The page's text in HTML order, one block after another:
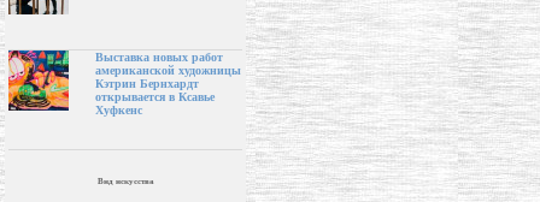
Выставка новых работ
американской художницы
Кэтрин Бернхардт
открывается в Ксавье
Хуфкенс
Вид искусства